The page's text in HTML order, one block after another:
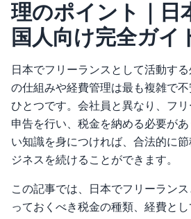
理のポイント｜日
国人向け完全ガイ
日本でフリーランスとして活動す
の仕組みや経費管理は最も複雑で
ひとつです。会社員と異なり、フ
申告を行い、税金を納める必要が
い知識を身につければ、合法的に
ジネスを続けることができます。
この記事では、日本でフリーラン
っておくべき税金の種類、経費と